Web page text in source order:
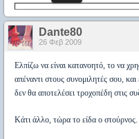
Dante80
26 Φεβ 2009
Ελπίζω να είναι κατανοητό, το να
απέναντι στους συνομιλητές σου,
δεν θα αποτελέσει τροχοπέδη στις
Κάτι άλλο, τώρα το είδα ο στούρνος.